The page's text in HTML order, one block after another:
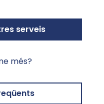
serveis
més?